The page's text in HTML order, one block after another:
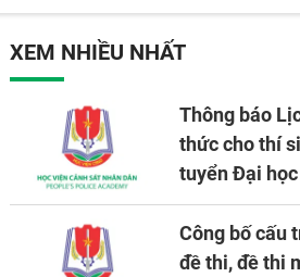
XEM NHIỀU NHẤT
Thông báo
thức cho thí
tuyển Đại
tuyển mới,
CSND năm
Công bố cấu
đề thi, đề thi